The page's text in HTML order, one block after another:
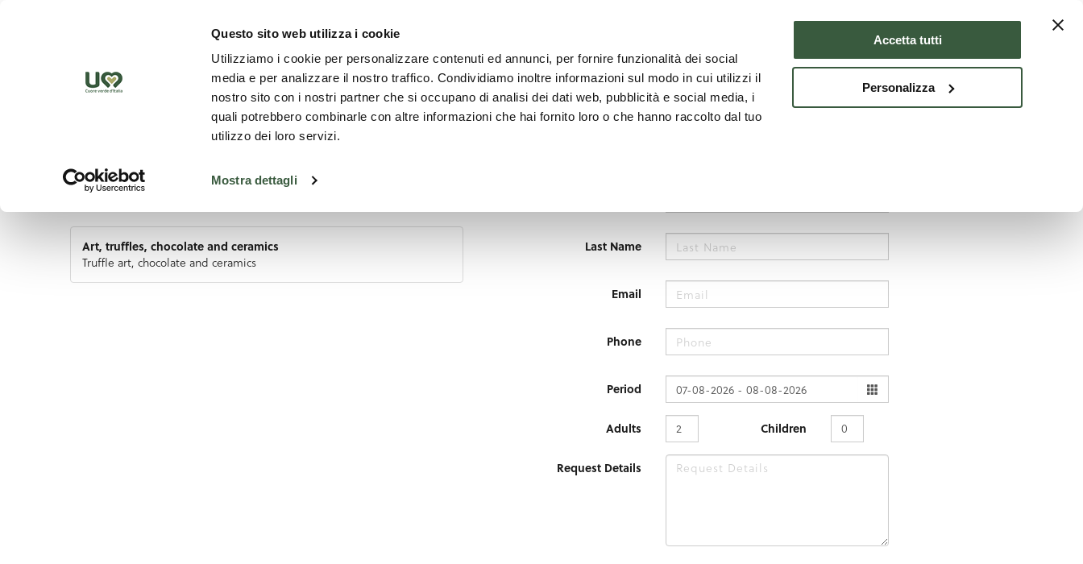
Questo sito web utilizza i cookie
Utilizziamo i cookie per personalizzare contenuti ed annunci, per fornire funzionalità dei social
media e per analizzare il nostro traffico. Condividiamo inoltre informazioni sul modo in cui utilizzi il
nostro sito con i nostri partner che si occupano di analisi dei dati web, pubblicità e social media, i
quali potrebbero combinarle con altre informazioni che hai fornito loro o che hanno raccolto dal tuo
utilizzo dei loro servizi.
Mostra dettagli
Accetta tutti
Personalizza
Discover the region